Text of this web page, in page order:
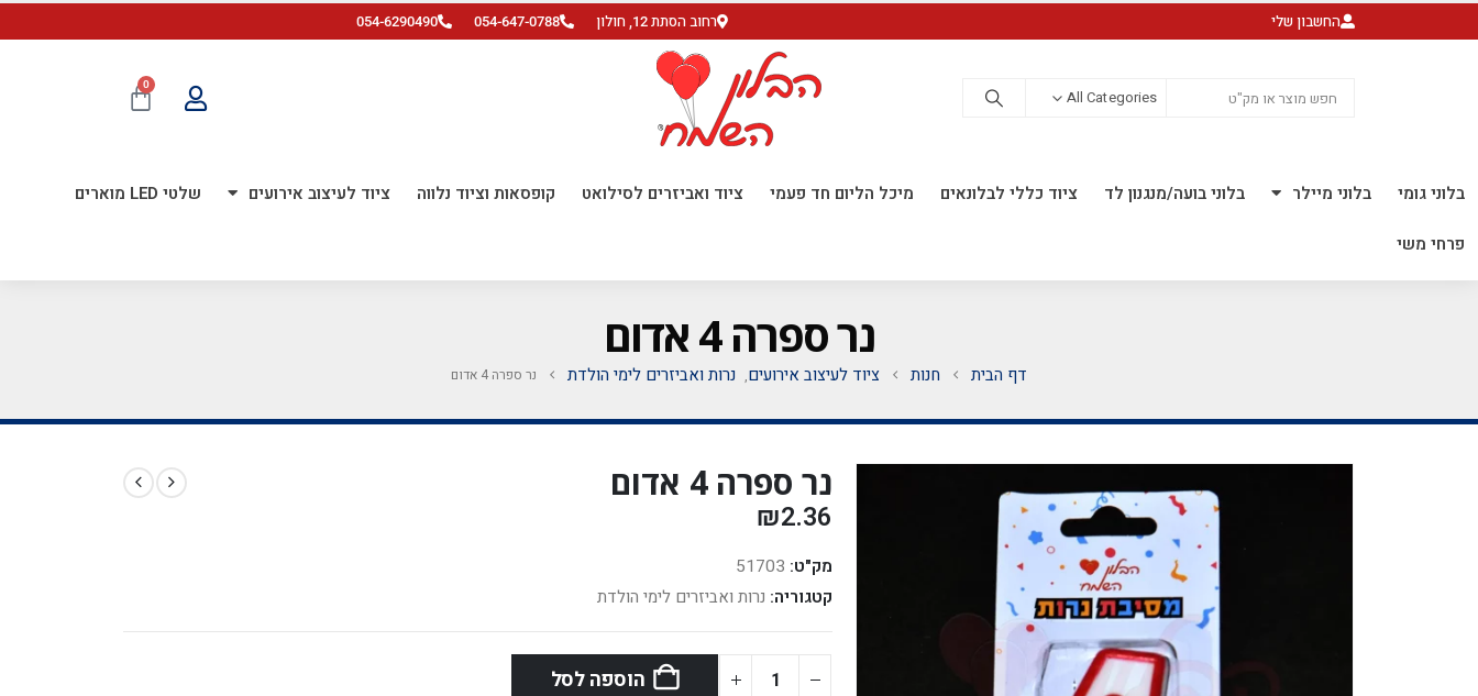
החשבון שלי רחוב הסתת 12, חולון 054-647-0788
054-6290490
All Categories
0
בלוני גומי בלוני מיילר בלוני בועה/מנגנון לד ציוד כללי לבלונאים מיכל הליום חד פעמי ציוד ואביזרים לסילואט קופסאות וציוד נלווה ציוד לעיצוב אירועים שלטי LED מוארים
פרחי משי
נר ספרה 4 אדום
דף הבית חנות ציוד לעיצוב אירועים, נרות ואביזרים לימי הולדת נר ספרה 4 אדום
נר ספרה 4 אדום
₪2.36
מק"ט: 51703
קטגוריה: נרות ואביזרים לימי הולדת
הוספה לסל